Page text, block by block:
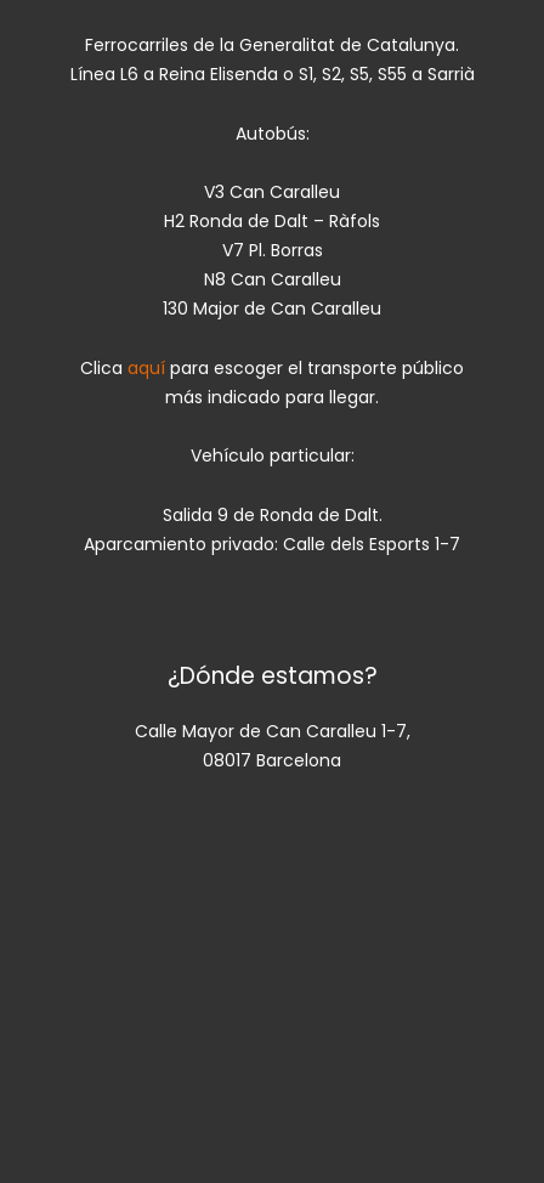
Ferrocarriles de la Generalitat de Catalunya.
Línea L6 a Reina Elisenda o S1, S2, S5, S55 a Sarrià
Autobús:
V3 Can Caralleu
H2 Ronda de Dalt – Ràfols
V7 Pl. Borras
N8 Can Caralleu
130 Major de Can Caralleu
Clica aquí para escoger el transporte público
más indicado para llegar.
Vehículo particular:
Salida 9 de Ronda de Dalt.
Aparcamiento privado: Calle dels Esports 1-7
¿Dónde estamos?
Calle Mayor de Can Caralleu 1-7,
08017 Barcelona